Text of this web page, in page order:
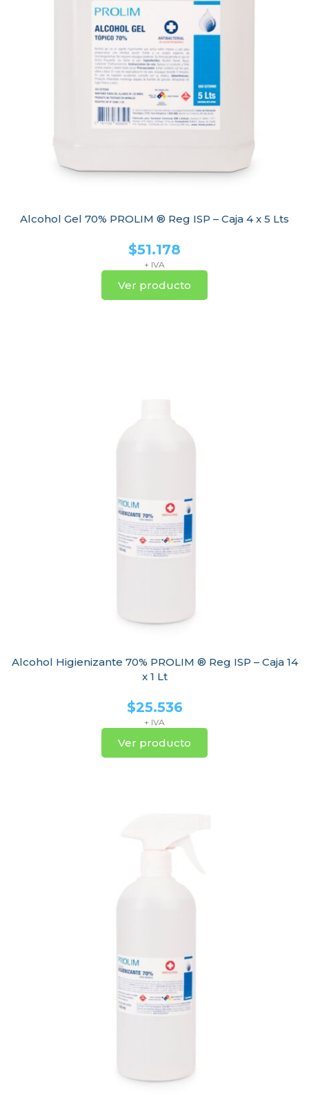
Alcohol Gel 70% PROLIM ® Reg ISP – Caja 4 x 5 Lts
$51.178
+ IVA
Ver producto
Alcohol Higienizante 70% PROLIM ® Reg ISP – Caja 14
x 1 Lt
$25.536
+ IVA
Ver producto